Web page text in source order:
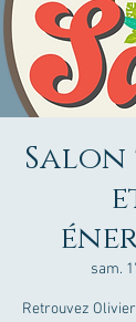
Salon
sam.
Retrouvez